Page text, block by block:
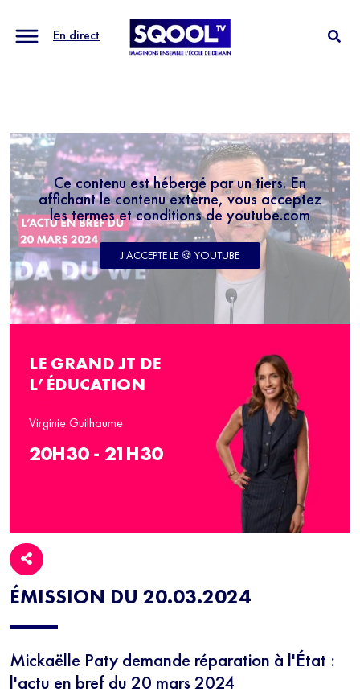
En direct
Ce contenu est hébergé par un tiers. En
affichant le contenu externe, vous acceptez
les termes et conditions de youtube.com
J'ACCEPTE LE 🍪 YOUTUBE
ÉMISSION DU 20.03.2024
Mickaëlle Paty demande réparation à l'État :
l'actu en bref du 20 mars 2024
LE GRAND JT DE
L’ÉDUCATION
Virginie Guilhaume
20H30 - 21H30